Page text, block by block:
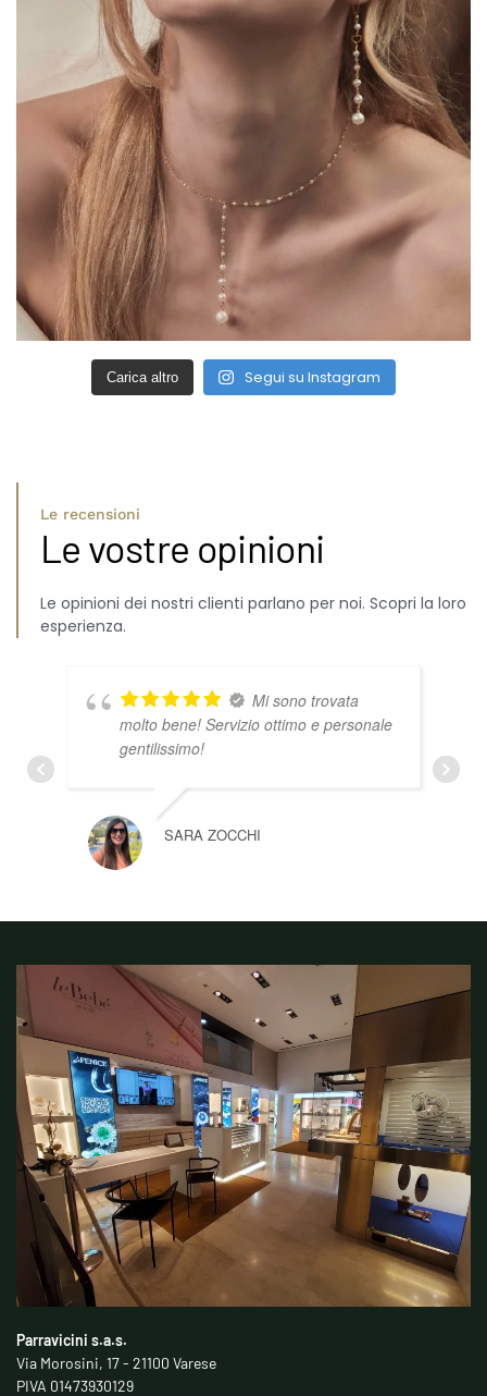
Carica altro Segui su Instagram
Le recensioni
Le vostre opinioni
Le opinioni dei nostri clienti parlano per noi. Scopri la loro
esperienza.
Mi sono trovata
molto bene! Servizio ottimo e personale
gentilissimo!
SARA ZOCCHI
Parravicini s.a.s.
Via Morosini, 17 - 21100 Varese
PIVA 01473930129